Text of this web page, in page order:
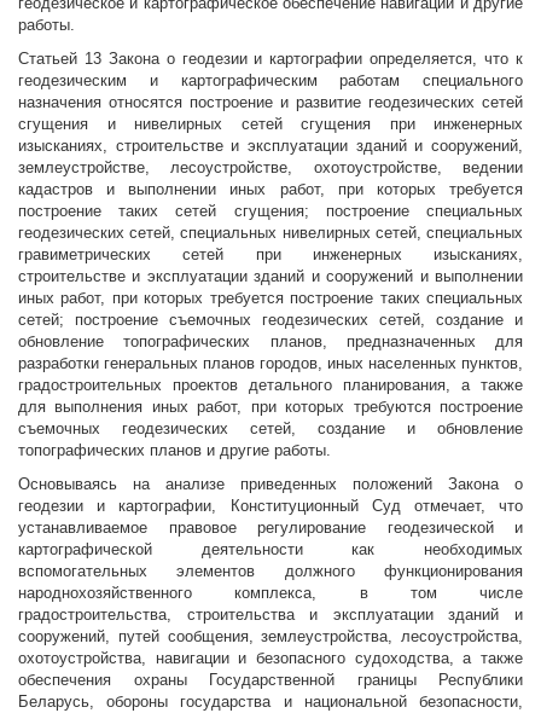
работы.
Статьей 13 Закона о геодезии и картографии определяется, что к
геодезическим и картографическим работам специального
назначения относятся построение и развитие геодезических сетей
сгущения и нивелирных сетей сгущения при инженерных
изысканиях, строительстве и эксплуатации зданий и сооружений,
землеустройстве, лесоустройстве, охотоустройстве, ведении
кадастров и выполнении иных работ, при которых требуется
построение таких сетей сгущения; построение специальных
геодезических сетей, специальных нивелирных сетей, специальных
гравиметрических сетей при инженерных изысканиях,
строительстве и эксплуатации зданий и сооружений и выполнении
иных работ, при которых требуется построение таких специальных
сетей; построение съемочных геодезических сетей, создание и
обновление топографических планов, предназначенных для
разработки генеральных планов городов, иных населенных пунктов,
градостроительных проектов детального планирования, а также
для выполнения иных работ, при которых требуются построение
съемочных геодезических сетей, создание и обновление
топографических планов и другие работы.
Основываясь на анализе приведенных положений Закона о
геодезии и картографии, Конституционный Суд отмечает, что
устанавливаемое правовое регулирование геодезической и
картографической деятельности как необходимых
вспомогательных элементов должного функционирования
народнохозяйственного комплекса, в том числе
градостроительства, строительства и эксплуатации зданий и
сооружений, путей сообщения, землеустройства, лесоустройства,
охотоустройства, навигации и безопасного судоходства, а также
обеспечения охраны Государственной границы Республики
Беларусь, обороны государства и национальной безопасности,